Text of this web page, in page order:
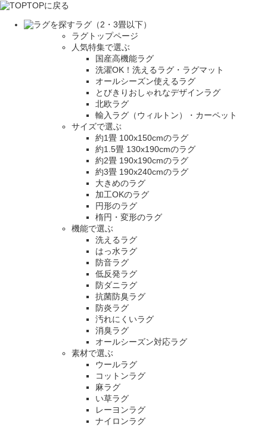
TOPに戻る
ラグ（2・3畳以下）
ラグトップページ
人気特集で選ぶ
国産高機能ラグ
洗濯OK！洗えるラグ・ラグマット
オールシーズン使えるラグ
とびきりおしゃれなデザインラグ
北欧ラグ
輸入ラグ（ウィルトン）・カーペット
サイズで選ぶ
約1畳 100x150cmのラグ
約1.5畳 130x190cmのラグ
約2畳 190x190cmのラグ
約3畳 190x240cmのラグ
大きめのラグ
加工OKのラグ
円形のラグ
楕円・変形のラグ
機能で選ぶ
洗えるラグ
はっ水ラグ
防音ラグ
低反発ラグ
防ダニラグ
抗菌防臭ラグ
防炎ラグ
汚れにくいラグ
消臭ラグ
オールシーズン対応ラグ
素材で選ぶ
ウールラグ
コットンラグ
麻ラグ
い草ラグ
レーヨンラグ
ナイロンラグ